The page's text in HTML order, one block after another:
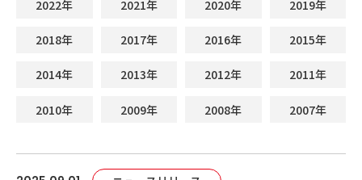
2022年 2021年 2020年 2019年
2018年 2017年 2016年 2015年
2014年 2013年 2012年 2011年
2010年 2009年 2008年 2007年